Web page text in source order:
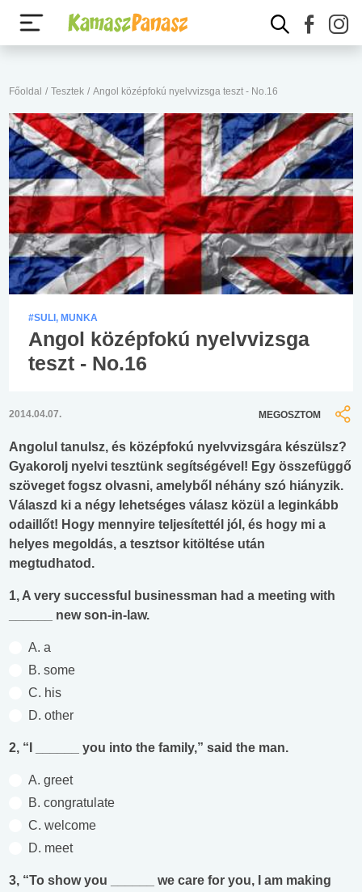
Főoldal / Tesztek / Angol középfokú nyelvvizsga teszt - No.16
#SULI, MUNKA
Angol középfokú nyelvvizsga
teszt - No.16
2014.04.07. MEGOSZTOM
Angolul tanulsz, és középfokú nyelvvizsgára készülsz?
Gyakorolj nyelvi tesztünk segítségével! Egy összefüggő
szöveget fogsz olvasni, amelyből néhány szó hiányzik.
Válaszd ki a négy lehetséges válasz közül a leginkább
odaillőt! Hogy mennyire teljesítettél jól, és hogy mi a
helyes megoldás, a tesztsor kitöltése után
megtudhatod.
1, A very successful businessman had a meeting with
______ new son-in-law.
A. a
B. some
C. his
D. other
2, “I ______ you into the family,” said the man.
A. greet
B. congratulate
C. welcome
D. meet
3, “To show you ______ we care for you, I am making